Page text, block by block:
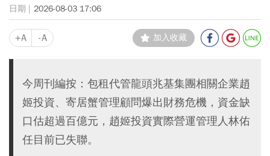
2026-08-03 17:06
+A -A 加入收藏
今周刊編按：包租代管龍頭兆基集團相關企業趙
姬投資、寄居蟹管理顧問爆出財務危機，資金缺
口估超過百億元，趙姬投資實際營運管理人林佑
任目前已失聯。